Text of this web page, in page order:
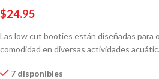
$24.95
Las low cut booties están diseñadas para
comodidad en diversas actividades
7 disponibles